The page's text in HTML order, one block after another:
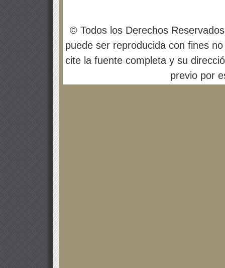
© Todos los Derechos
puede ser reproducida con fines
cite la fuente completa y su
previo por